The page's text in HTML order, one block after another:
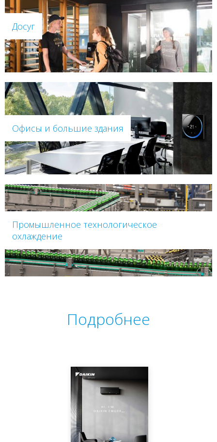
Досуг
Офисы и большие здания
Промышленное технологическое
охлаждение
Подробнее